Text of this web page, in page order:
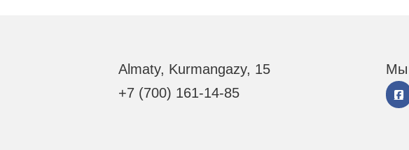
Almaty, Kurmangazy, 15
+7 (700) 161-14-85
Мы